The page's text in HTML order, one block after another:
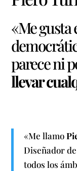
«Me gusta
parece ni
llevar
«Me llamo
Diseñador
todos los